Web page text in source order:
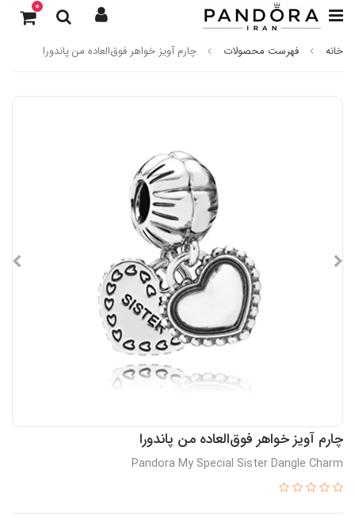
0
خانه فهرست محصولات چارم آویز خواهر فوق‌العاده من پاندورا
چارم آویز خواهر فوق‌العاده من پاندورا
Pandora My Special Sister Dangle Charm